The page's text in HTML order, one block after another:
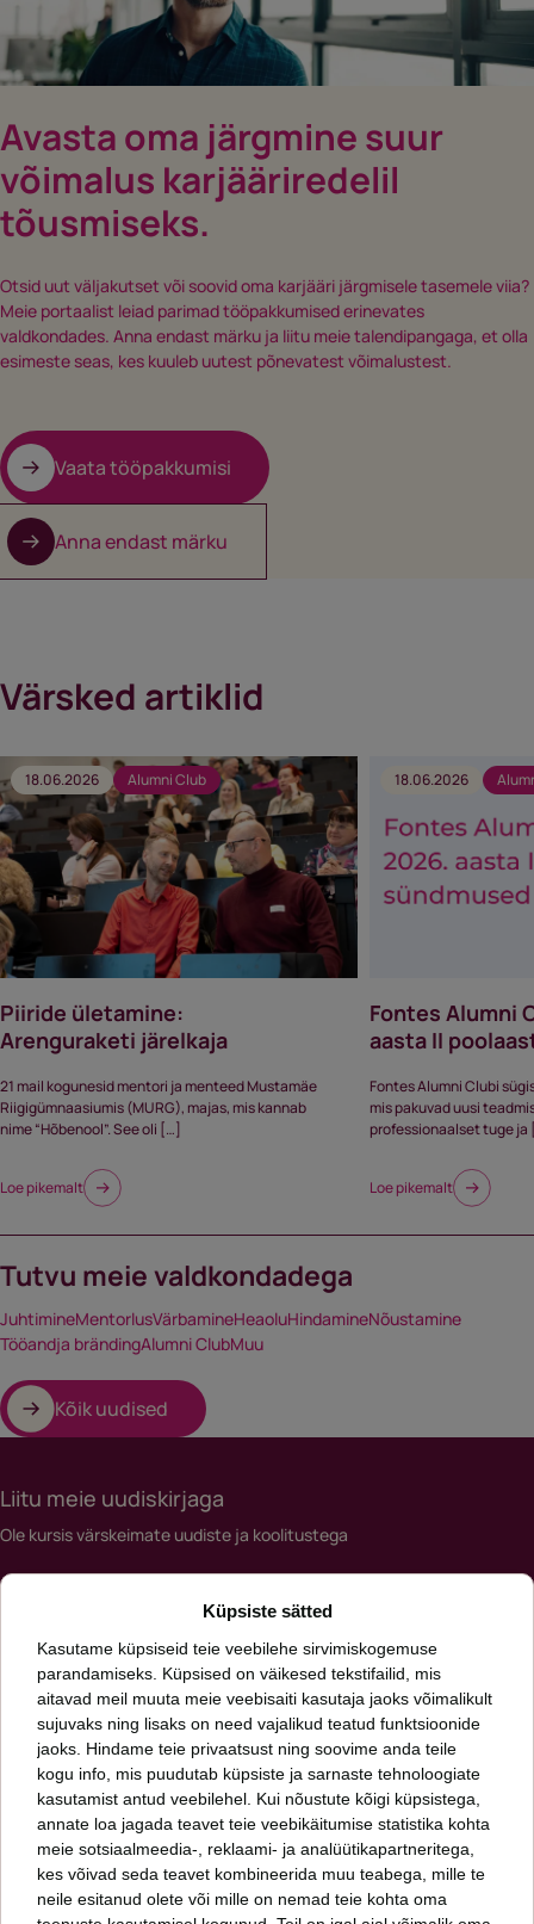
Avasta oma järgmine suur
võimalus karjääriredelil
tõusmiseks.
Otsid uut väljakutset või soovid oma karjääri järgmisele tasemele viia?
Meie portaalist leiad parimad tööpakkumised erinevates
valdkondades. Anna endast märku ja liitu meie talendipangaga, et olla
esimeste seas, kes kuuleb uutest põnevatest võimalustest.
Vaata tööpakkumisi
Anna endast märku
Värsked artiklid
18.06.2026 Alumni Club
Piiride ületamine:
Arenguraketi järelkaja
21 mail kogunesid mentori ja menteed Mustamäe
Riigigümnaasiumis (MURG), majas, mis kannab
nime “Hõbenool”. See oli […]
Loe pikemalt
18.06.2026
Fontes Alumni
aasta II
Fontes Alumni Clubi
mis pakuvad uusi
professionaalset tuge
Loe pikemalt
Tutvu meie valdkondadega
JuhtimineMentorlusVärbamineHeaoluHindamineNõustamine
Tööandja brändingAlumni ClubMuu
Kõik uudised
Liitu meie uudiskirjaga
Ole kursis värskeimate uudiste ja koolitustega
Päringut saates nõustud meieprivaatsuspoliitikaga
Oleme talentide leidmise ja arendamise ning inimkapitali uurimise ettevõte.
Aitame kasvada sinul ja sinu organisatsioonil. Meid huvitab, kuidas läheb sinu
inimestel ja mis seisus on sinu organisatsioon.
Fontes PMP OÜ
Küpsiste sätted
Kasutame küpsiseid teie veebilehe sirvimiskogemuse
parandamiseks. Küpsised on väikesed tekstifailid, mis
aitavad meil muuta meie veebisaiti kasutaja jaoks võimalikult
sujuvaks ning lisaks on need vajalikud teatud funktsioonide
jaoks. Hindame teie privaatsust ning soovime anda teile
kogu info, mis puudutab küpsiste ja sarnaste tehnoloogiate
kasutamist antud veebilehel. Kui nõustute kõigi küpsistega,
annate loa jagada teavet teie veebikäitumise statistika kohta
meie sotsiaalmeedia-, reklaami- ja analüütikapartneritega,
kes võivad seda teavet kombineerida muu teabega, mille te
neile esitanud olete või mille on nemad teie kohta oma